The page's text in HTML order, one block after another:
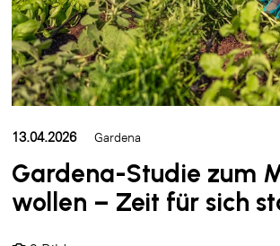
13.04.2026 Gardena
Gardena-Studie zum
wollen – Zeit für sich